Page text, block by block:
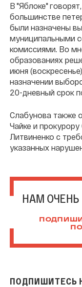
В "Яблоке"
большинстве
были назначены
муниципальными
комиссиями. Во
образованиях
июня
назначении
20-дневный срок
Слабунова также
Чайке и
Литвиненко с
указанных
НАМ
ПОДПИШИТЕСЬ